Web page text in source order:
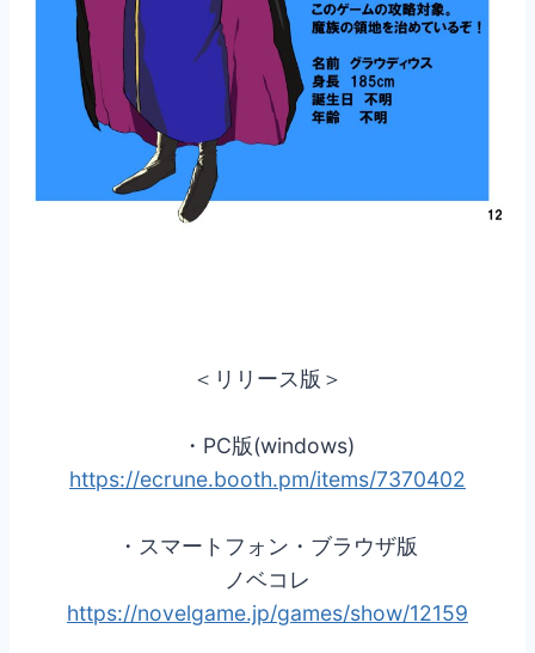
＜リリース版＞
・PC版(windows)
https://ecrune.booth.pm/items/7370402
・スマートフォン・ブラウザ版
ノベコレ
https://novelgame.jp/games/show/12159